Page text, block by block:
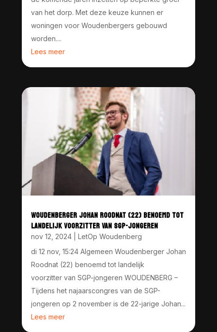
van het dorp. Met deze keuze kunnen er
woningen voor Woudenbergers gebouwd
worden....
Lees meer
WOUDENBERGER JOHAN ROODNAT (22) BENOEMD TOT
LANDELIJK VOORZITTER VAN SGP-JONGEREN
nov 12, 2024| LetOp Woudenberg
di 12 nov, 15:24 Algemeen Woudenberger Johan
Roodnat (22) benoemd tot landelijk
voorzitter van SGP-jongeren WOUDENBERG –
Tijdens het najaarscongres van de SGP-
jongeren op 2 november is de 22-jarige Johan...
Lees meer